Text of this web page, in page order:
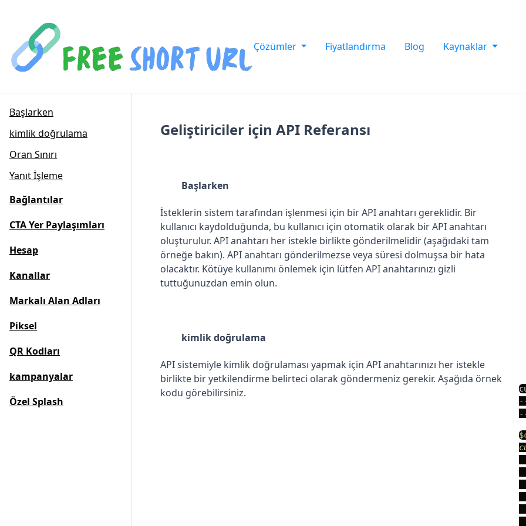
Çözümler Fiyatlandırma Blog Kaynaklar
Başlarken
kimlik doğrulama
Oran Sınırı
Yanıt İşleme
Bağlantılar
CTA Yer Paylaşımları
Hesap
Kanallar
Markalı Alan Adları
Piksel
QR Kodları
kampanyalar
Özel Splash
Geliştiriciler için API Referansı
Başlarken
İsteklerin sistem tarafından işlenmesi için bir API anahtarı gereklidir. Bir
kullanıcı kaydolduğunda, bu kullanıcı için otomatik olarak bir API anahtarı
oluşturulur. API anahtarı her istekle birlikte gönderilmelidir (aşağıdaki tam
örneğe bakın). API anahtarı gönderilmezse veya süresi dolmuşsa bir hata
olacaktır. Kötüye kullanımı önlemek için lütfen API anahtarınızı gizli
tuttuğunuzdan emin olun.
kimlik doğrulama
API sistemiyle kimlik doğrulaması yapmak için API anahtarınızı her istekle
birlikte bir yetkilendirme belirteci olarak göndermeniz gerekir. Aşağıda örnek
kodu görebilirsiniz.